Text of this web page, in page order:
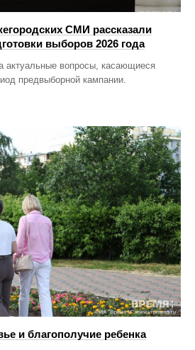
СМИ рассказали
выборов 2026 года
актуальные вопросы, касающиеся
предвыборной кампании.
и благополучие ребенка